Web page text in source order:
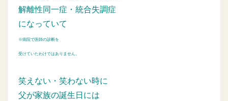
解離性同一症・統合失調症
になっていて
※病院で医師の診断を
受けていたわけではありません。
笑えない・笑わない時に
父が家族の誕生日には